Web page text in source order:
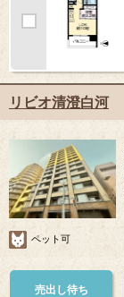
リビオ清澄白河
ペット可
売出し待ち